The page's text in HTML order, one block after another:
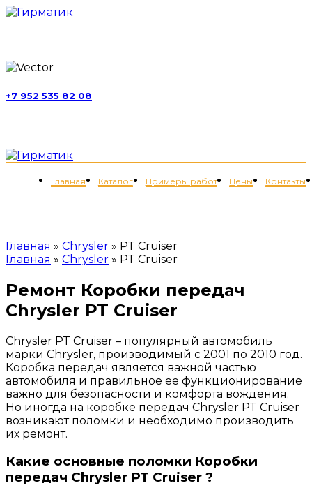
+7 952 535 82 08
Главная Каталог Примеры работ Цены Контакты
Главная » Chrysler » PT Cruiser
Главная » Chrysler » PT Cruiser
Ремонт Коробки передач
Chrysler PT Cruiser
Chrysler PT Cruiser – популярный автомобиль
марки Chrysler, производимый с 2001 по 2010 год.
Коробка передач является важной частью
автомобиля и правильное ее функционирование
важно для безопасности и комфорта вождения.
Но иногда на коробке передач Chrysler PT Cruiser
возникают поломки и необходимо производить
их ремонт.
Какие основные поломки Коробки
передач Chrysler PT Cruiser ?